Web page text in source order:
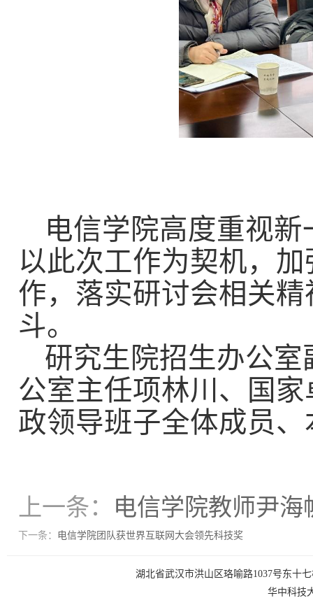
电信学院高度重视
以此次工作为契机，
作，落实研讨会相关
斗。
研究生院招生办公
公室主任项林川、国
政领导班子全体成员
上一条： 电信学院教师尹
下一条： 电信学院团队获世界互联网大会领先科技奖
湖北省武汉市洪山区珞喻路1037号东十
华中科技